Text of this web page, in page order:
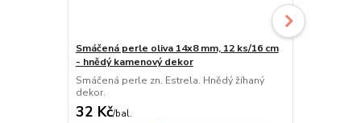
Smáčená perle oliva 14x8 mm, 12 ks/16 cm
- hnědý kamenový dekor
Smáčená perle zn. Estrela. Hnědý žíhaný
dekor.
32 Kč/bal.